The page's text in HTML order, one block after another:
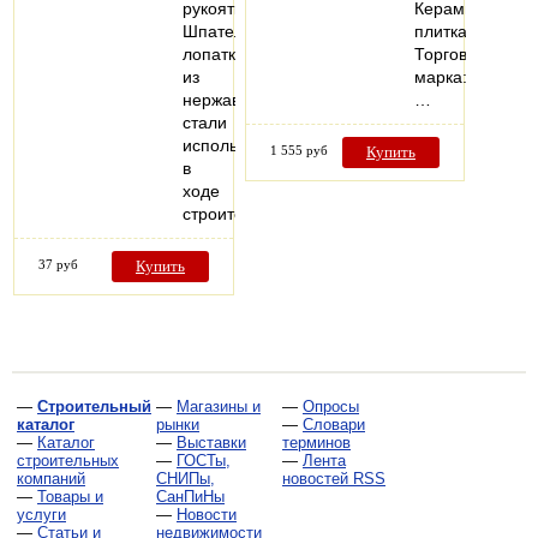
рукоятка.
Шпательная
лопатка
из
нержавеющей
стали
используется
в
ходе
строительных…
37 руб Купить
Керамическая
плитка
Торговая
марка:
1 555 руб Купить
— Строительный
каталог
— Каталог
строительных
компаний
— Товары и
услуги
— Статьи и
— Магазины и
рынки
— Выставки
— ГОСТы,
СНИПы,
СанПиНы
— Новости
недвижимости
— Опросы
— Словари
терминов
— Лента
новостей RSS